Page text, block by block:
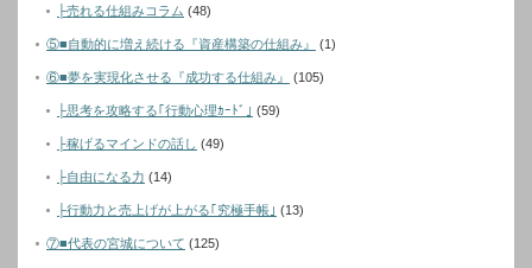
├売れる仕組みコラム (48)
⑤■自動的に増え続ける『資産構築の仕組み』 (1)
⑥■夢を実現化させる『成功する仕組み』 (105)
├思考を攻略する｢行動心理ｶｰﾄﾞ｣ (59)
├稼げるマインドの話し (49)
├自由になる力 (14)
├行動力と売上げが上がる｢究極手帳｣ (13)
⑦■代表の宮城について (125)